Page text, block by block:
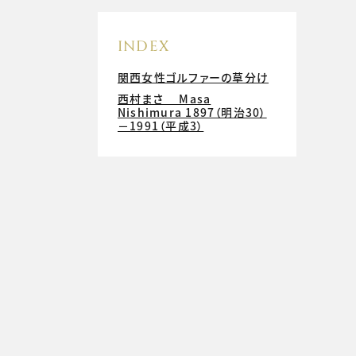
INDEX
関西女性ゴルファーの草分け
西村まさ Masa
Nishimura 1897（明治30）
－1991（平成3）